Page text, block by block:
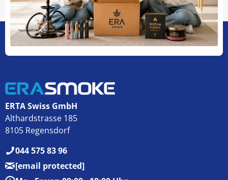
ERTA Swiss GmbH
Althardstrasse 185
8105 Regensdorf
044 575 83 96
[email protected]